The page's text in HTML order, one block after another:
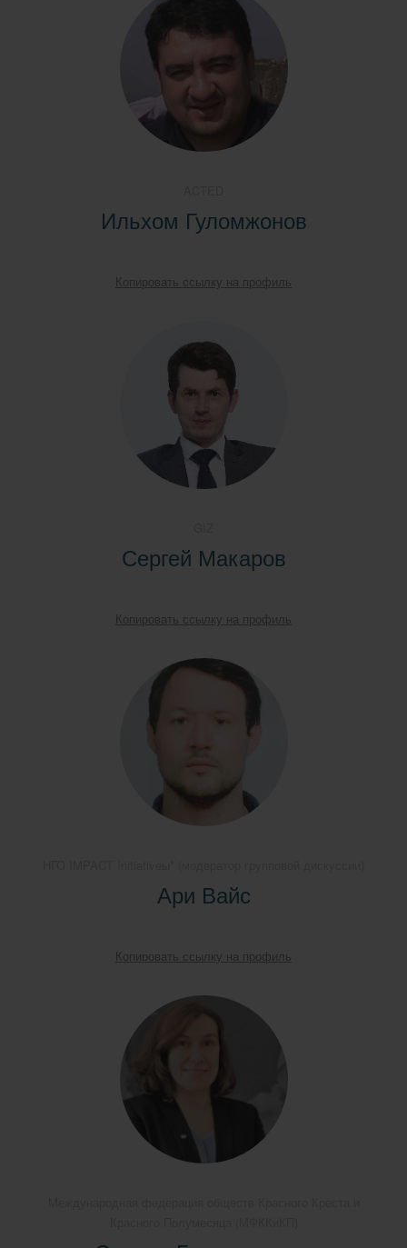
Ильхом Гуломжонов
Копировать ссылку на профиль
Сергей Макаров
Копировать ссылку на профиль
Ари Вайс
Копировать ссылку на профиль